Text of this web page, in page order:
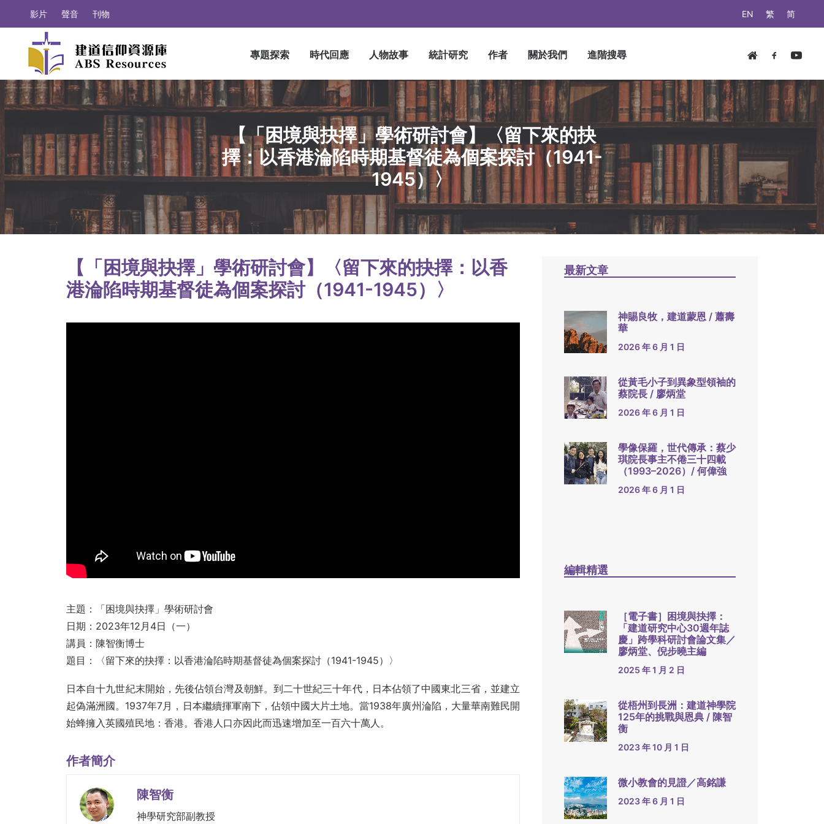
EN 繁 简
影片 聲音 刊物
專題探索 時代回應 人物故事 統計研究 作者 關於我們 進階搜尋
【「困境與抉擇」學術研討會】〈留下來的抉
擇：以香港淪陷時期基督徒為個案探討（1941-
1945）〉
【「困境與抉擇」學術研討會】〈留下來的抉擇：以香
港淪陷時期基督徒為個案探討（1941-1945）〉
主題：「困境與抉擇」學術研討會
日期：2023年12月4日（一）
講員：陳智衡博士
題目：
〈留下來的抉擇：以香港淪陷時期基督徒為個案探討（1941-1945）〉
日本自十九世紀末開始，先後佔領台灣及朝鮮。到二十世紀三十年代，日本佔領了中國東北三省，並建立
起偽滿洲國。1937年7月，日本繼續揮軍南下，佔領中國大片土地。當1938年廣州淪陷，大量華南難民開
始蜂擁入英國殖民地：香港。香港人口亦因此而迅速增加至一百六十萬人。
作者簡介
陳智衡
神學研究部副教授
最新文章
神賜良牧，建道蒙恩 / 蕭壽
華
2026 年 6 月 1 日
從黃毛小子到異象型領袖的
蔡院長 / 廖炳堂
2026 年 6 月 1 日
學像保羅，世代傳承：蔡少
琪院長事主不倦三十四載
（1993–2026）/ 何偉強
2026 年 6 月 1 日
編輯精選
［電子書］困境與抉擇：
「建道研究中心30週年誌
慶」跨學科研討會論文集／
廖炳堂、倪步曉主編
2025 年 1 月 2 日
從梧州到長洲：建道神學院
125年的挑戰與恩典 / 陳智
衡
2023 年 10 月 1 日
微小教會的見證／高銘謙
2023 年 6 月 1 日